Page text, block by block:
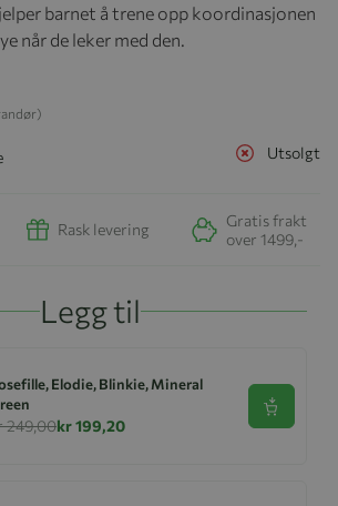
barnet å trene opp koordinasjonen
når de leker med den.
Utsolgt
Rask levering
Gratis frakt
over 1499,-
Legg til
Elodie, Blinkie, Mineral
249,00kr 199,20
Se